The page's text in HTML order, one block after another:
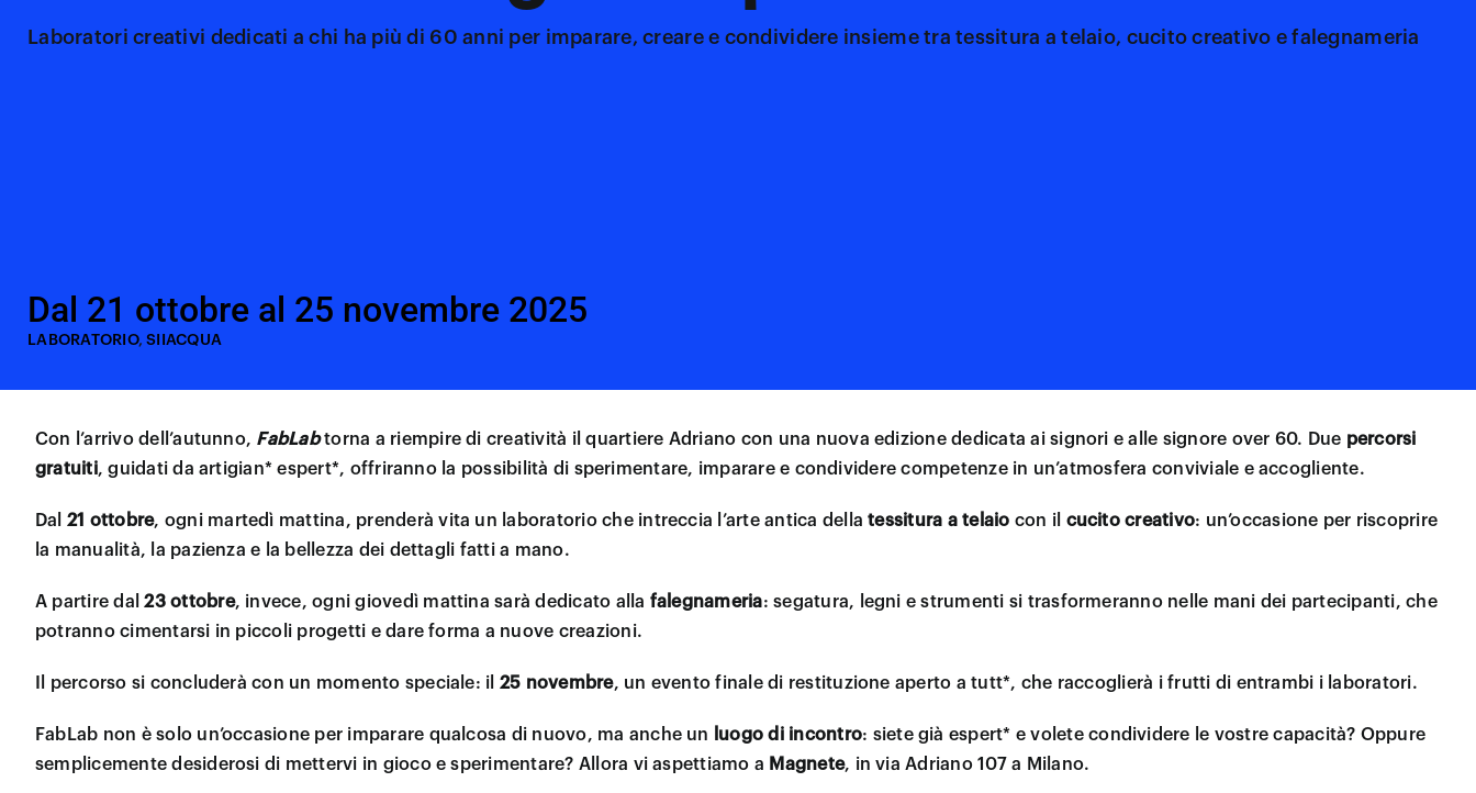
Laboratori creativi dedicati a chi ha più di 60 anni per imparare, creare e condividere insieme tra tessitura a telaio, cucito creativo e falegnameria
Dal 21 ottobre al 25 novembre 2025
LABORATORIO,SIIACQUA
Con l’arrivo dell’autunno, FabLab torna a riempire di creatività il quartiere Adriano con una nuova edizione dedicata ai signori e alle signore over 60. Due percorsi
gratuiti, guidati da artigian* espert*, offriranno la possibilità di sperimentare, imparare e condividere competenze in un’atmosfera conviviale e accogliente.
Dal 21 ottobre, ogni martedì mattina, prenderà vita un laboratorio che intreccia l’arte antica dellatessitura a telaio con il cucito creativo: un’occasione per riscoprire
la manualità, la pazienza e la bellezza dei dettagli fatti a mano.
A partire dal23 ottobre, invece, ogni giovedì mattina sarà dedicato alla falegnameria: segatura, legni e strumenti si trasformeranno nelle mani dei partecipanti, che
potranno cimentarsi in piccoli progetti e dare forma a nuove creazioni.
Il percorso si concluderà con un momento speciale: il 25 novembre, un evento finale di restituzione aperto a tutt*, che raccoglierà i frutti di entrambi i laboratori.
FabLab non è solo un’occasione per imparare qualcosa di nuovo, ma anche un luogo di incontro: siete già espert* e volete condividere le vostre capacità? Oppure
semplicemente desiderosi di mettervi in gioco e sperimentare? Allora vi aspettiamo a Magnete, in via Adriano 107 a Milano.